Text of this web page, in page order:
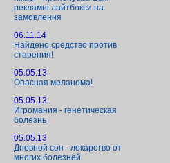
рекламні лайтбокси на
замовлення
06.11.14
Найдено средство против
старения!
05.05.13
Опасная меланома!
05.05.13
Игромания - генетическая
болезнь
05.05.13
Дневной сон - лекарство от
многих болезней